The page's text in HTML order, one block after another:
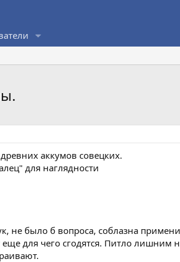
аккумов совецких.
для наглядности
не было б вопроса, соблазна
для чего сгодятся. Питло лишним